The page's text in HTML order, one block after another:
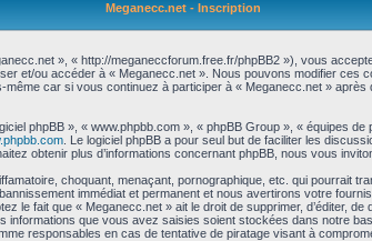
Meganecc.net - Inscription
», « http://meganeccforum.free.fr/phpBB2 »), vous
et/ou accéder à « Meganecc.net ». Nous pouvons modifier ces
car si vous continuez à participer à « Meganecc.net »
phpBB », « www.phpbb.com », « phpBB Group », « équipes
. Le logiciel phpBB a pour seul but de faciliter les
obtenir plus d’informations concernant phpBB, nous vous
choquant, menaçant, pornographique, etc. qui pourrait
immédiat et permanent et nous avertirons votre
le fait que « Meganecc.net » ait le droit de supprimer, d’éditer,
que vous avez saisies soient stockées dans notre
responsables en cas de tentative de piratage visant à